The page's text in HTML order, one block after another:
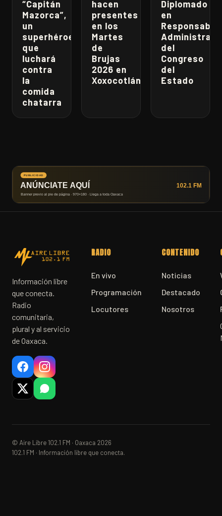
“Capitán
Mazorca”,
un
superhéroe
que
luchará
contra
la
comida
chatarra
hacen
presentes
en los
Martes
de
Brujas
2026 en
Xoxocotlán
Diplomado
en
del
Congreso
del
Estado
Información libre
que conecta.
Radio
comunitaria,
plural y al servicio
de Oaxaca.
RADIO
En vivo
Programación
Locutores
CONTENIDO
Noticias
Destacado
Nosotros
© Aire Libre 102.1 FM · Oaxaca 2026
102.1 FM · Información libre que conecta.